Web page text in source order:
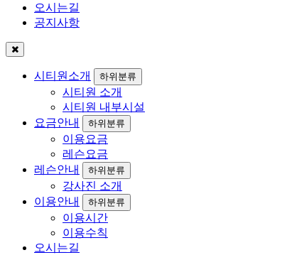
오시는길
공지사항
시티원소개 하위분류
시티원 소개
시티원 내부시설
요금안내
하위분류
이용요금
레슨요금
레슨안내
하위분류
강사진 소개
이용안내
하위분류
이용시간
이용수칙
오시는길